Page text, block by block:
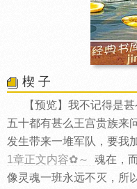
楔 子
【预览】我不记得是
五十都有甚么王宫贵族来
发生带来一堆军队，要我
1章正文内容✿～
魂在，
像灵魂一班永远不灭，所